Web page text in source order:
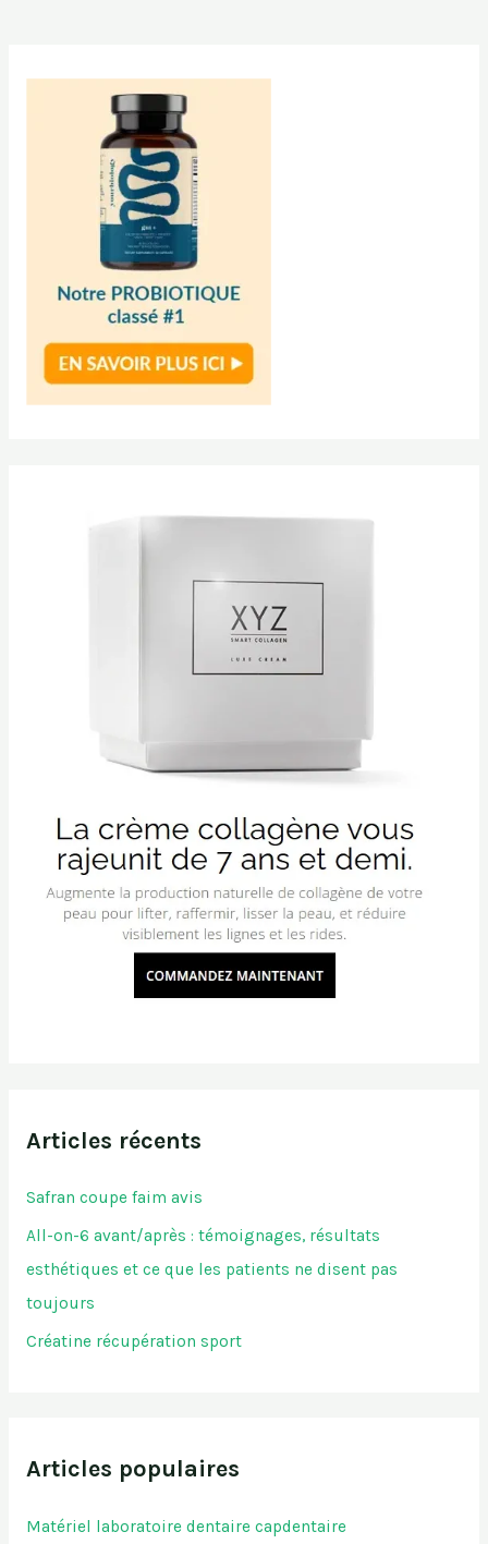
Articles récents
Safran coupe faim avis
All-on-6 avant/après : témoignages, résultats
esthétiques et ce que les patients ne disent pas
toujours
Créatine récupération sport
Articles populaires
Matériel laboratoire dentaire capdentaire